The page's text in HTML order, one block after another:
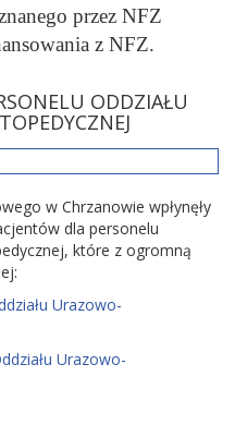
przez NFZ
z NFZ.
ODDZIAŁU
w Chrzanowie wpłynęły
dla personelu
które z ogromną
Urazowo-
Urazowo-